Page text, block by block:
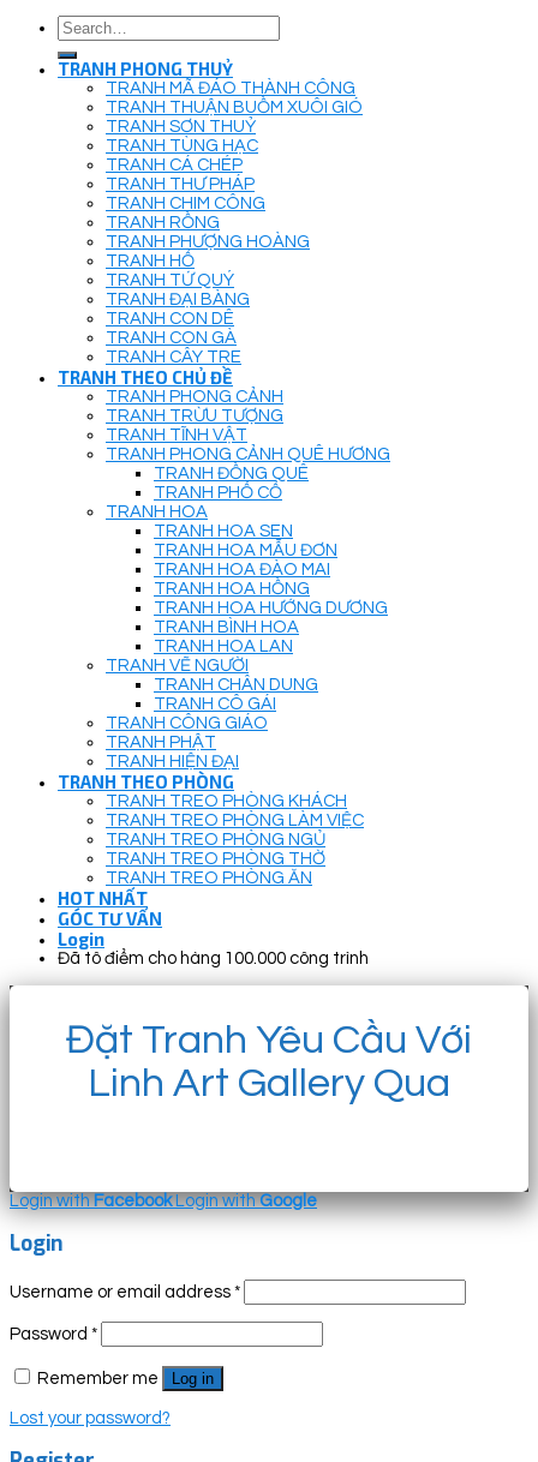
Search
for:
TRANH PHONG THUỶ
TRANH MÃ ĐÁO THÀNH CÔNG
TRANH THUẬN BUỒM XUÔI GIÓ
TRANH SƠN THUỶ
TRANH TÙNG HẠC
TRANH CÁ CHÉP
TRANH THƯ PHÁP
TRANH CHIM CÔNG
TRANH RỒNG
TRANH PHƯỢNG HOÀNG
TRANH HỔ
TRANH TỨ QUÝ
TRANH ĐẠI BÀNG
TRANH CON DÊ
TRANH CON GÀ
TRANH CÂY TRE
TRANH THEO CHỦ ĐỀ
TRANH PHONG CẢNH
TRANH TRỪU TƯỢNG
TRANH TĨNH VẬT
TRANH PHONG CẢNH QUÊ HƯƠNG
TRANH ĐỒNG QUÊ
TRANH PHỐ CỔ
TRANH HOA
TRANH HOA SEN
TRANH HOA MẪU ĐƠN
TRANH HOA ĐÀO MAI
TRANH HOA HỒNG
TRANH HOA HƯỚNG DƯƠNG
TRANH BÌNH HOA
TRANH HOA LAN
TRANH VẼ NGƯỜI
TRANH CHÂN DUNG
TRANH CÔ GÁI
TRANH CÔNG GIÁO
TRANH PHẬT
TRANH HIỆN ĐẠI
TRANH THEO PHÒNG
TRANH TREO PHÒNG KHÁCH
TRANH TREO PHÒNG LÀM VIỆC
TRANH TREO PHÒNG NGỦ
TRANH TREO PHÒNG THỜ
TRANH TREO PHÒNG ĂN
HOT NHẤT
GÓC TƯ VẤN
Login
Đã tô điểm cho hàng 100.000 công trình
Đặt Tranh Yêu Cầu Với
Linh Art Gallery Qua
Login withFacebook Login withGoogle
Login
Username or email address *
Password *
Remember me Log in
Lost your password?